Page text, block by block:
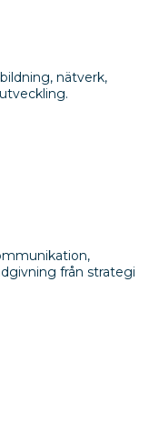
nätverk,
från strategi